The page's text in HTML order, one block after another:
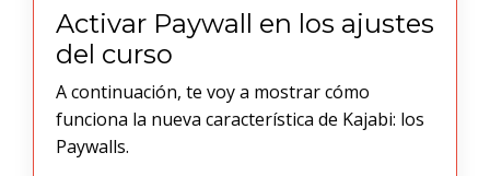
Activar Paywall en los ajustes
del curso
A continuación, te voy a mostrar cómo
funciona la nueva característica de Kajabi: los
Paywalls.